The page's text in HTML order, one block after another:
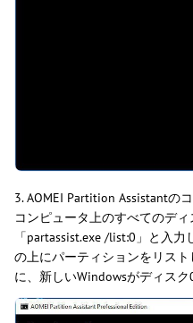
3. AOMEI Partition Assistantの
コンピュータ上のすべてのディ
「partassist.exe /list:0」と入
の上にパーティションをリス
に、新しいWindowsがディス